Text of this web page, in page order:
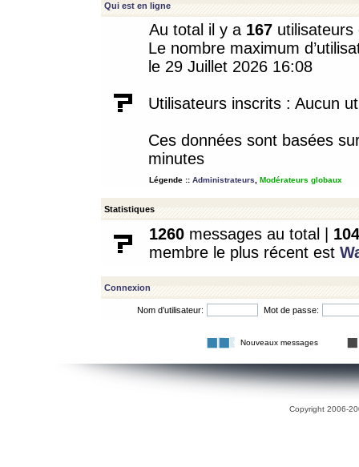
Qui est en ligne
Au total il y a 167
Le nombre maximum
le 29 Juillet 2026 16:08
Utilisateurs inscrits : Aucun
Ces données sont basées
minutes
Légende :: Administrateurs Modérateurs globaux
Statistiques
1260 messages au total | 104
membre le plus récent est
Connexion
Nom d’utilisateur: Mot de passe:
Nouveaux messages
Copyright 2006-